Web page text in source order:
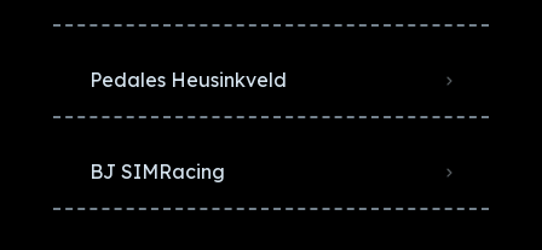
Pedales Heusinkveld
BJ SIMRacing